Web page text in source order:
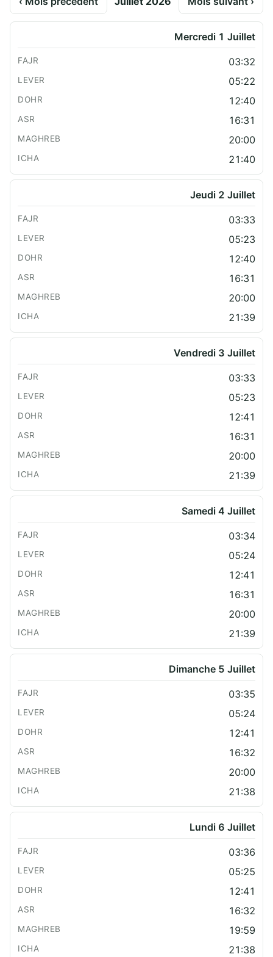
Mercredi 1 Juillet
03:32
05:22
12:40
16:31
20:00
21:40
Jeudi 2 Juillet
03:33
05:23
12:40
16:31
20:00
21:39
Vendredi 3 Juillet
03:33
05:23
12:41
16:31
20:00
21:39
Samedi 4 Juillet
03:34
05:24
12:41
16:31
20:00
21:39
Dimanche 5 Juillet
03:35
05:24
12:41
16:32
20:00
21:38
Lundi 6 Juillet
03:36
05:25
12:41
16:32
19:59
21:38